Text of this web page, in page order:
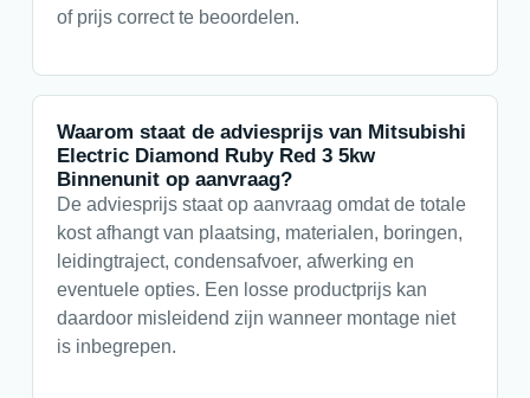
of prijs correct te beoordelen.
Waarom staat de adviesprijs van Mitsubishi
Electric Diamond Ruby Red 3 5kw
Binnenunit op aanvraag?
De adviesprijs staat op aanvraag omdat de totale
kost afhangt van plaatsing, materialen, boringen,
leidingtraject, condensafvoer, afwerking en
eventuele opties. Een losse productprijs kan
daardoor misleidend zijn wanneer montage niet
is inbegrepen.